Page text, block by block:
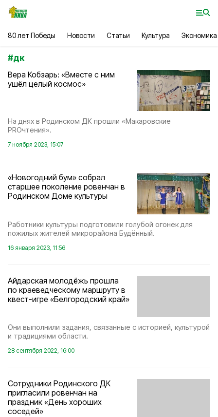
80 лет Победы Новости Статьи Культура Экономика
#дк
Вера Кобзарь: «Вместе с ним
ушёл целый космос»
На днях в Родинском ДК прошли «Макаровские
PROчтения».
7 ноября 2023, 15:07
«Новогодний бум» собрал
старшее поколение ровенчан в
Родинском Доме культуры
Работники культуры подготовили голубой огонёк для
пожилых жителей микрорайона Будённый.
16 января 2023, 11:56
Айдарская молодёжь прошла
по краеведческому маршруту в
квест-игре «Белгородский край»
Они выполнили задания, связанные с историей, культурой
и традициями области.
28 сентября 2022, 16:00
Сотрудники Родинского ДК
пригласили ровенчан на
праздник «День хороших
соседей»